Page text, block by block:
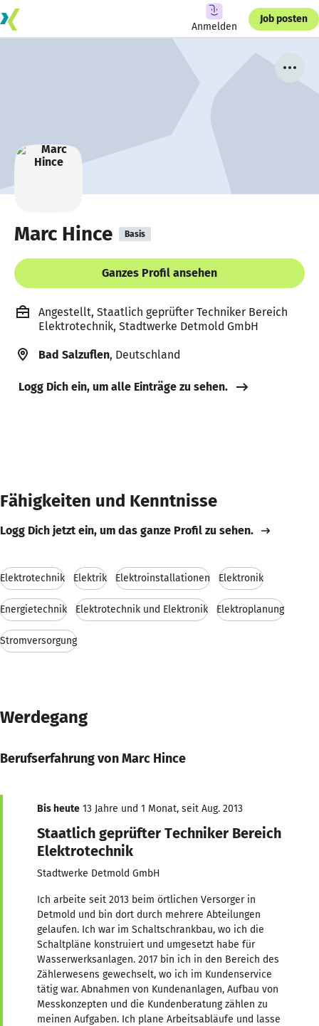
Anmelden
Job posten
Marc Hince Basis
Ganzes Profil ansehen
Angestellt, Staatlich geprüfter Techniker Bereich
Elektrotechnik, Stadtwerke Detmold GmbH
Bad Salzuflen, Deutschland
Logg Dich ein, um alle Einträge zu sehen.
Fähigkeiten und Kenntnisse
Logg Dich jetzt ein, um das ganze Profil zu sehen.
Elektrotechnik Elektrik Elektroinstallationen Elektronik
Energietechnik Elektrotechnik und Elektronik Elektroplanung
Stromversorgung
Werdegang
Berufserfahrung von Marc Hince
Bis heute 13 Jahre und 1 Monat, seit Aug. 2013
Staatlich geprüfter Techniker Bereich
Elektrotechnik
Stadtwerke Detmold GmbH
Ich arbeite seit 2013 beim örtlichen Versorger in
Detmold und bin dort durch mehrere Abteilungen
gelaufen. Ich war im Schaltschrankbau, wo ich die
Schaltpläne konstruiert und umgesetzt habe für
Wasserwerksanlagen. 2017 bin ich in den Bereich des
Zählerwesens gewechselt, wo ich im Kundenservice
tätig war. Abnahmen von Kundenanlagen, Aufbau von
Messkonzepten und die Kundenberatung zählen zu
meinen Aufgaben. Ich plane Arbeitsabläufe und lasse